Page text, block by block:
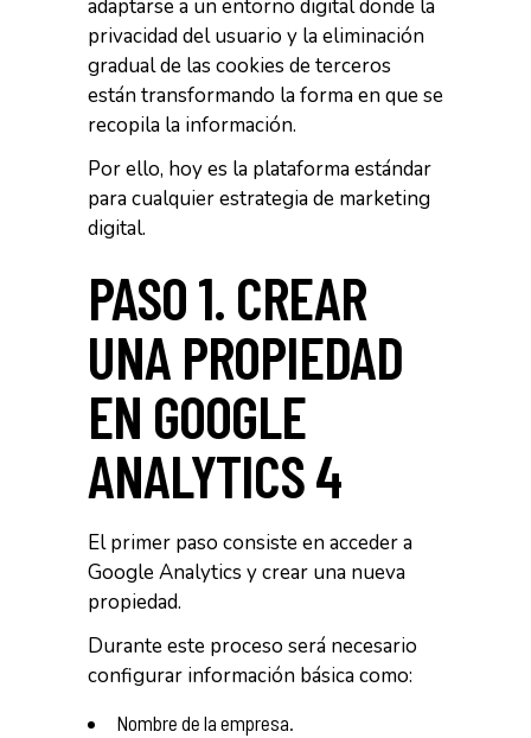
adaptarse a un entorno digital donde la
privacidad del usuario y la eliminación
gradual de las cookies de terceros
están transformando la forma en que se
recopila la información.
Por ello, hoy es la plataforma estándar
para cualquier estrategia de marketing
digital.
PASO 1. CREAR
UNA PROPIEDAD
EN GOOGLE
ANALYTICS 4
El primer paso consiste en acceder a
Google Analytics y crear una nueva
propiedad.
Durante este proceso será necesario
configurar información básica como:
Nombre de la empresa.